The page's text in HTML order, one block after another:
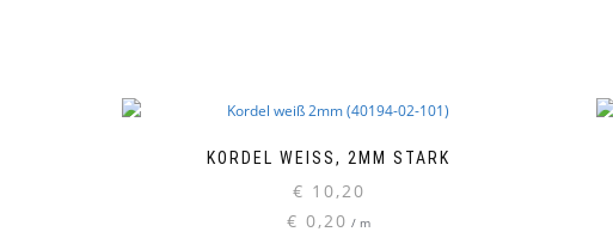
KORDEL WEISS, 2MM STARK
€ 10,20
€ 0,20 / m